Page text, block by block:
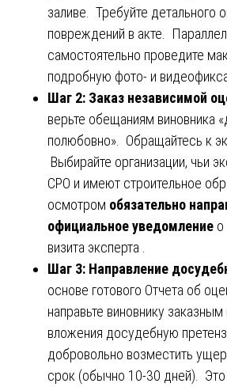
заливе. Требуйте детального
повреждений в акте.
самостоятельно проведите
подробную фото- и
Шаг 2: Заказ независимой
верьте обещаниям виновника
полюбовно». Обращайтесь к
Выбирайте организации, чьи
СРО и имеют строительное
осмотром обязательно
официальное уведомление о
визита эксперта .
Шаг 3: Направление
основе готового Отчета об
направьте виновнику
вложения досудебную
добровольно возместить
срок (обычно 10-30 дней). Это